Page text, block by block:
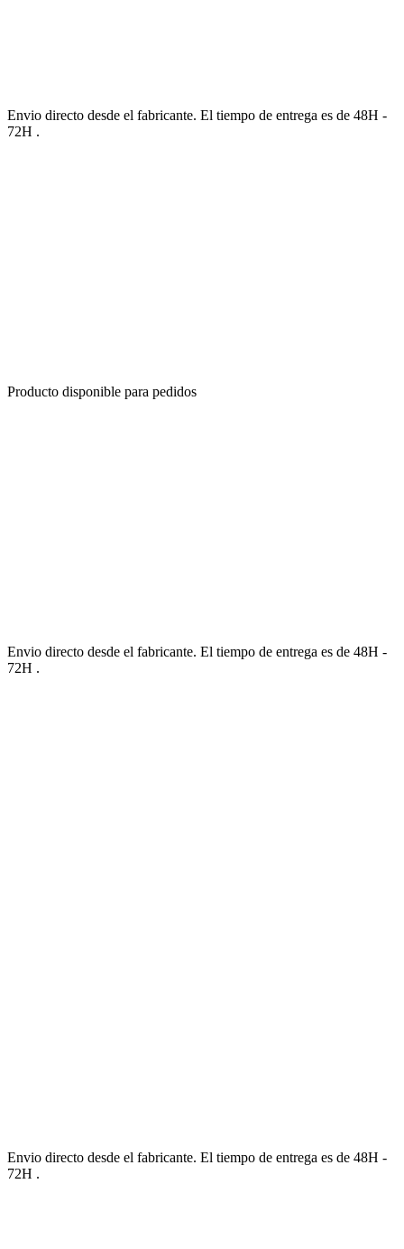
Envio directo desde el fabricante. El tiempo de entrega es de 48H -
72H .
Producto disponible para pedidos
Envio directo desde el fabricante. El tiempo de entrega es de 48H -
72H .
Envio directo desde el fabricante. El tiempo de entrega es de 48H -
72H .